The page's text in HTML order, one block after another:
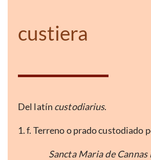
custiera
Del latín custodiarius.
1. f. Terreno o prado custodiado
Sancta Maria de